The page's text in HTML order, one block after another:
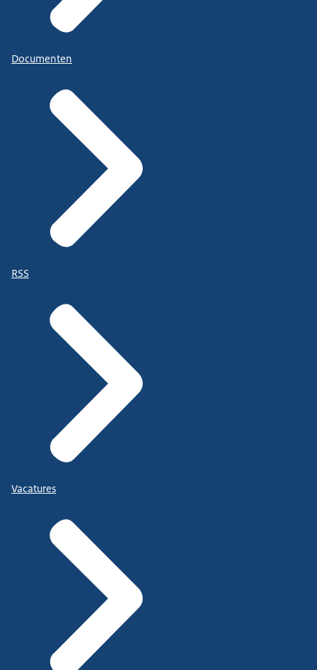
Documenten
RSS
Vacatures